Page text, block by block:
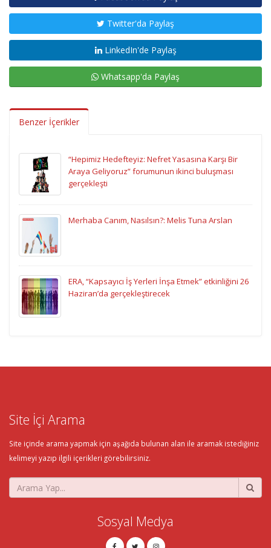
Twitter'da Paylaş
LinkedIn'de Paylaş
Whatsapp'da Paylaş
Benzer İçerikler
“Hepimiz Hedefteyiz: Nefret Yasasına Karşı Bir
Araya Geliyoruz” forumunun ikinci buluşması
gerçekleşti
Merhaba Canım, Nasılsın?: Melis Tuna Arslan
ERA, “Kapsayıcı İş Yerleri İnşa Etmek” etkinliğini 26
Haziran’da gerçekleştirecek
Site İçi Arama
Site içinde arama yapmak için aşağıda bulunan alan ile aramak istediğiniz
kelimeyi yazıp ilgili içerikleri görebilirsiniz.
Sosyal Medya